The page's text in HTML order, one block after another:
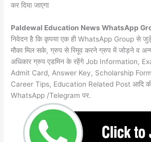
कर दिया जाएगा
Paldewal Education News WhatsApp
निवेदन है कि कृपया एक ही WhatsApp Group से जुड़े
मौका मिल सके, ग्रुप से रिमूव करने ग्रुप में जोड़ने व
अधिकार ग्रुप एडमिन के रहेंगे Job Information,
Admit Card, Answer Key, Scholarship
Career Tips, Education Related Post आदि
WhatsApp /Telegram पर.